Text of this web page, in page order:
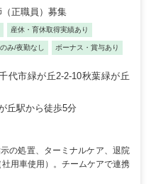
正職員）募集
産休・育休取得実績あり
み/夜勤なし ボーナス・賞与あり
代市緑が丘2-2-10秋葉緑が丘
丘駅から徒歩5分
の処置、ターミナルケア、退院
用車使用）。チームケアで連携